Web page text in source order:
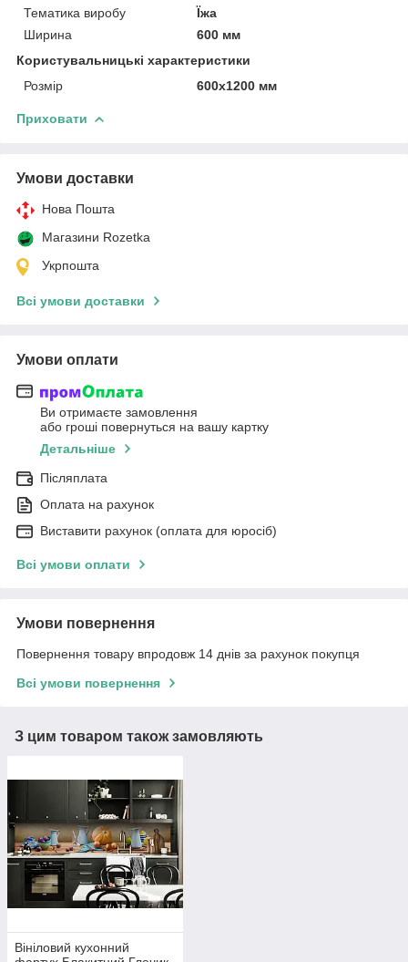
Тематика виробу
Їжа
Ширина
600 мм
Користувальницькі характеристики
Розмір
600х1200 мм
Приховати
Умови доставки
Нова Пошта
Магазини Rozetka
Укрпошта
Всі умови доставки
Умови оплати
Ви отримаєте замовлення
або гроші повернуться на вашу картку
Детальніше
Післяплата
Оплата на рахунок
Виставити рахунок (оплата для юросіб)
Всі умови оплати
Умови повернення
Повернення товару впродовж 14 днів за рахунок покупця
Всі умови повернення
З цим товаром також замовляють
Вініловий кухонний